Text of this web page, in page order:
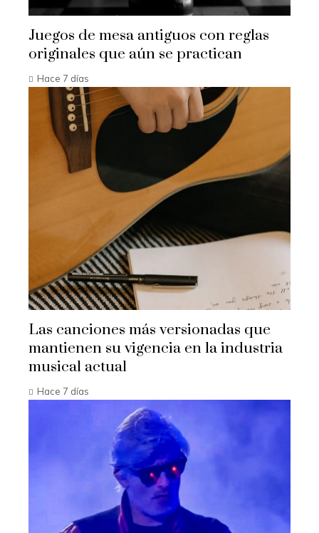
Juegos de mesa antiguos con reglas
originales que aún se practican
Hace 7 días
Las canciones más versionadas que
mantienen su vigencia en la industria
musical actual
Hace 7 días